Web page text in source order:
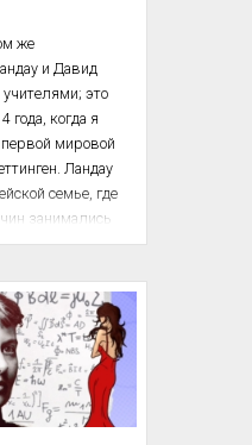
же
и Давид
это
года, когда я
мировой
Ландау
семье, где
занимались
он тоже
изысканной
возраста
благами
за
человек с